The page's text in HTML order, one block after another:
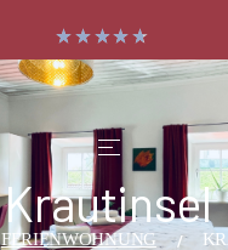
Krautinsel
FERIENWOHNUNG